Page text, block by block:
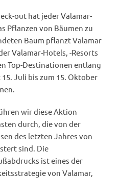
out hat jeder Valamar-
Pflanzen von Bäumen zu
Baum pflanzt Valamar
Valamar-Hotels, -Resorts
Top-Destinationen entlang
Juli bis zum 15. Oktober
wir diese Aktion
durch, die von der
des letzten Jahres von
sind. Die
ist eines der
von Valamar,